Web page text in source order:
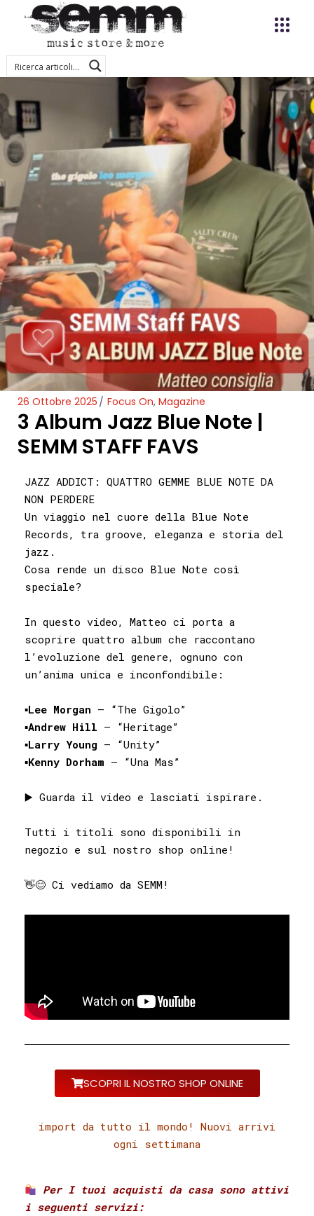
26 Ottobre 2025 Focus On, Magazine
3 Album Jazz Blue Note |
SEMM STAFF FAVS
JAZZ ADDICT: QUATTRO GEMME BLUE NOTE DA
NON PERDERE
Un viaggio nel cuore della Blue Note
Records, tra groove, eleganza e storia del
jazz.
Cosa rende un disco Blue Note così
speciale?
In questo video, Matteo ci porta a
scoprire quattro album che raccontano
l’evoluzione del genere, ognuno con
un’anima unica e inconfondibile:
▪️Lee Morgan – “The Gigolo”
▪️Andrew Hill – “Heritage”
▪️Larry Young – “Unity”
▪️Kenny Dorham – “Una Mas”
▶️ Guarda il video e lasciati ispirare.
Tutti i titoli sono disponibili in
negozio e sul nostro shop online!
👋😊 Ci vediamo da SEMM!
SCOPRI IL NOSTRO SHOP ONLINE
import da tutto il mondo! Nuovi arrivi
ogni settimana
Per I tuoi acquisti da casa sono attivi
i seguenti servizi:⁣ ⁣